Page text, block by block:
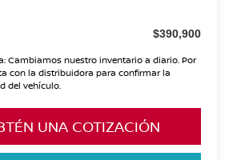
$390,900
Cambiamos nuestro inventario a diario. Por
con la distribuidora para confirmar la
del vehículo.
UNA COTIZACIÓN